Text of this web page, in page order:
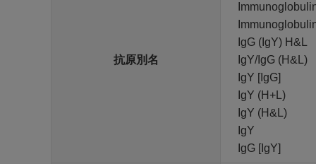
抗原別名
IgG (IgY) H&L
IgY/IgG (H&L)
IgY [IgG]
IgY (H+L)
IgY (H&L)
IgY
IgG [IgY]